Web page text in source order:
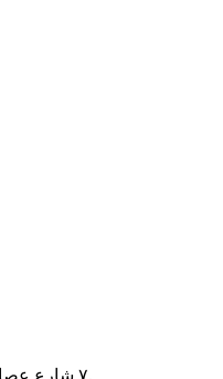
٧ شارع عصام الدالي - أمام مجلس الدولة - الدقي.